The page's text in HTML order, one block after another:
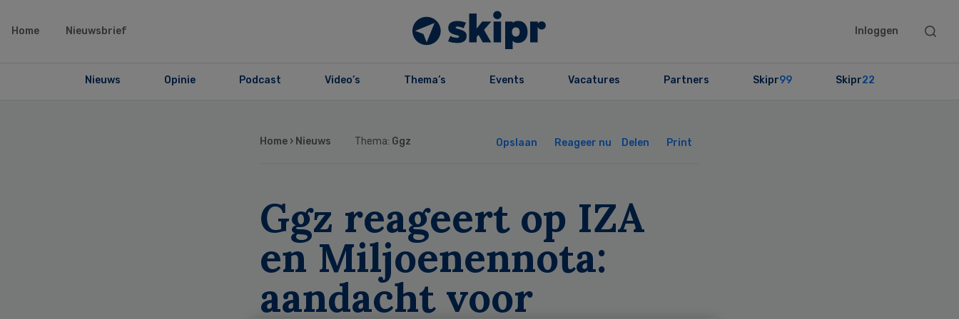
Home Nieuwsbrief Inloggen
Search
Nieuws Opinie Podcast Video’s Thema’s Events Vacatures Partners Skipr99 Skipr22
Home › Nieuws Thema: Ggz Opslaan Reageer nu Delen Print
Ggz reageert op IZA
en Miljoenennota:
aandacht voor